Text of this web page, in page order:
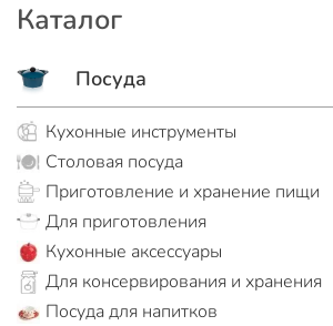
Каталог
Посуда
Кухонные инструменты
Столовая посуда
Приготовление и хранение пищи
Для приготовления
Кухонные аксессуары
Для консервирования и хранения
Посуда для напитков